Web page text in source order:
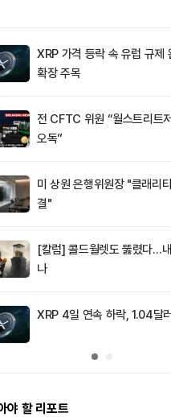
XRP 가격 등락 속 유럽 규제
확장 주목
전 CFTC 위원 “월스트리트
오독”
미 상원 은행위원장 "클래리
결"
[칼럼] 콜드월렛도 뚫렸다…
나
XRP 4일 연속 하락, 1.04달
야 할 리포트